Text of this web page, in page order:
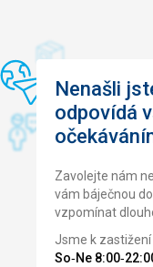
Nenašli
odpovídá
Zavolejte nám
vám báječnou
vzpomínat
Jsme k zastižení
So‑Ne